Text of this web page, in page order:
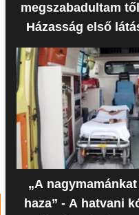
megszabadultam
Házasság első
„A
haza” - A hatvani